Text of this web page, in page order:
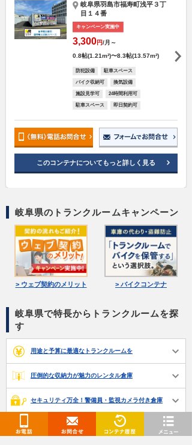
岐阜県羽島市福寿町浅平３丁
目１４番
キャンペーン実施中
3,300円/月～
0.8帖(1.21m²)〜8.3帖(13.57m²)
防犯設備 駐車スペース
バイク収納可 換気設備
施設見学可 24時間利用可
駐車スペース 即日契約可
このコンテナについてもっと詳しく見る
岐阜県のトランクルームキャンペーン
> ウェブ契約のメリット > バイクコンテナ
岐阜県で特長からトランクルームを探
す
用途と予算に最適なトランクルームを
圧倒的な収納力が魅力のレンタル倉庫
セキュリティ万全！警備員・監視カメラ付き倉庫
いつでも荷物が出し入れできるレンタルコンテナ